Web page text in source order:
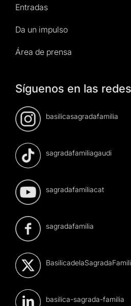
Entradas
Da un impulso
Área de prensa
Síguenos en las redes
basilicasagradafamilia
sagradafamiliagaudi
sagradafamiliacat
sagradafamilia
basilica-sagrada-familia